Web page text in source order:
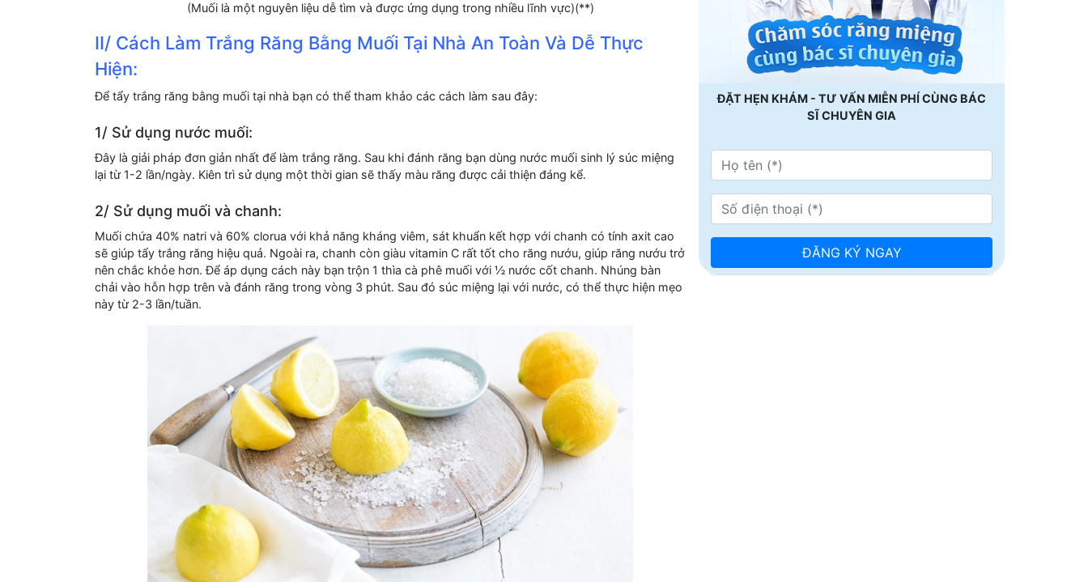
(Muối là một nguyên liệu dễ tìm và được ứng dụng trong nhiều lĩnh vực)(**)
II/ Cách Làm Trắng Răng Bằng Muối Tại Nhà An Toàn Và Dễ Thực
Hiện:
Để tẩy trắng răng bằng muối tại nhà bạn có thể tham khảo các cách làm sau đây:
1/ Sử dụng nước muối:
Đây là giải pháp đơn giản nhất để làm trắng răng. Sau khi đánh răng bạn dùng nước muối sinh lý súc miệng
lại từ 1-2 lần/ngày. Kiên trì sử dụng một thời gian sẽ thấy màu răng được cải thiện đáng kể.
2/ Sử dụng muối và chanh:
Muối chứa 40% natri và 60% clorua với khả năng kháng viêm, sát khuẩn kết hợp với chanh có tính axit cao
sẽ giúp tẩy trắng răng hiệu quả. Ngoài ra, chanh còn giàu vitamin C rất tốt cho răng nướu, giúp răng nướu trở
nên chắc khỏe hơn. Để áp dụng cách này bạn trộn 1 thìa cà phê muối với ½ nước cốt chanh. Nhúng bàn
chải vào hỗn hợp trên và đánh răng trong vòng 3 phút. Sau đó súc miệng lại với nước, có thể thực hiện mẹo
này từ 2-3 lần/tuần.
ĐẶT HẸN KHÁM - TƯ VẤN MIỄN PHÍ CÙNG BÁC
SĨ CHUYÊN GIA